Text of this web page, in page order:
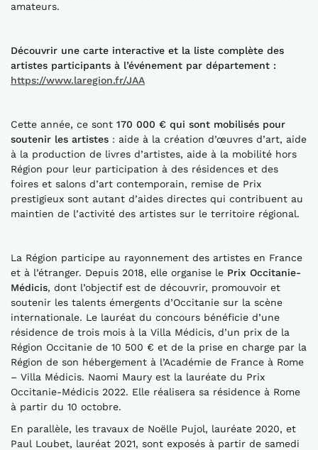
amateurs.
Découvrir une carte interactive et la liste complète des
artistes participants à l’événement par département :
https://www.laregion.fr/JAA
Cette année, ce sont 170 000 € qui sont mobilisés pour
soutenir les artistes : aide à la création d’œuvres d’art, aide
à la production de livres d’artistes, aide à la mobilité hors
Région pour leur participation à des résidences et des
foires et salons d’art contemporain, remise de Prix
prestigieux sont autant d’aides directes qui contribuent au
maintien de l’activité des artistes sur le territoire régional.
La Région participe au rayonnement des artistes en France
et à l’étranger. Depuis 2018, elle organise le Prix Occitanie-
Médicis, dont l’objectif est de découvrir, promouvoir et
soutenir les talents émergents d’Occitanie sur la scène
internationale. Le lauréat du concours bénéficie d’une
résidence de trois mois à la Villa Médicis, d’un prix de la
Région Occitanie de 10 500 € et de la prise en charge par la
Région de son hébergement à l’Académie de France à Rome
– Villa Médicis. Naomi Maury est la lauréate du Prix
Occitanie-Médicis 2022. Elle réalisera sa résidence à Rome
à partir du 10 octobre.
En parallèle, les travaux de Noëlle Pujol, lauréate 2020, et
Paul Loubet, lauréat 2021, sont exposés à partir de samedi